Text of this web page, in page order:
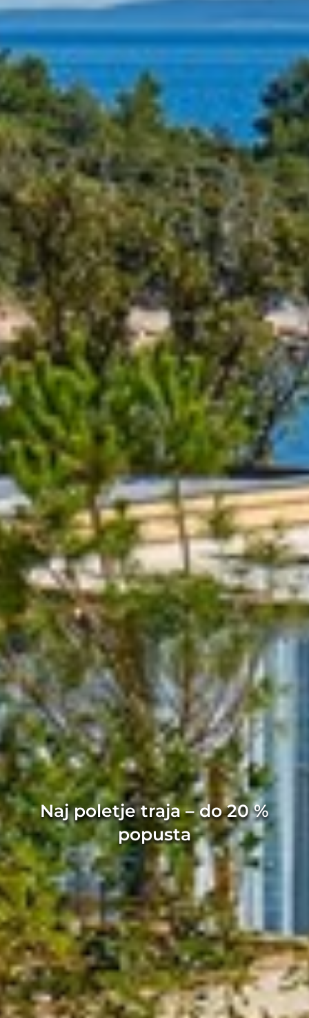
Naj poletje traja – do 20 %
popusta